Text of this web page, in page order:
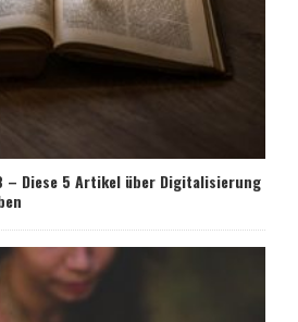
– Diese 5 Artikel über Digitalisierung